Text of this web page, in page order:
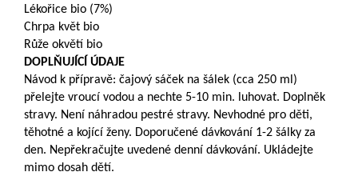
Lékořice bio (7%)
Chrpa květ bio
Růže okvětí bio
DOPLŇUJÍCÍ ÚDAJE
Návod k přípravě: čajový sáček na šálek (cca 250 ml)
přelejte vroucí vodou a nechte 5-10 min. luhovat. Doplněk
stravy. Není náhradou pestré stravy. Nevhodné pro děti,
těhotné a kojící ženy. Doporučené dávkování 1-2 šálky za
den. Nepřekračujte uvedené denní dávkování. Ukládejte
mimo dosah dětí.